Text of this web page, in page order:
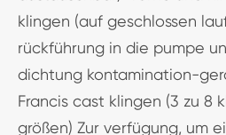
klingen (auf geschlossen
rückführung in die pumpe
dichtung kontamination-
Francis cast klingen (3 zu 8
größen) Zur verfügung, um